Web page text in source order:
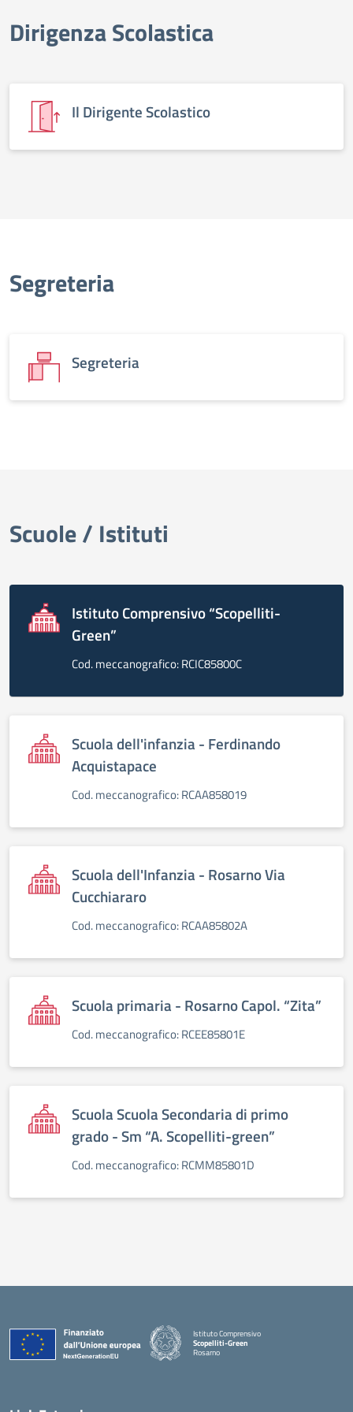
elenco degli organi
Dirigenza Scolastica
Il Dirigente Scolastico
Segreteria
Segreteria
Scuole / Istituti
Istituto Comprensivo “Scopelliti-
Green”
Cod. meccanografico: RCIC85800C
Scuola dell'infanzia - Ferdinando
Acquistapace
Cod. meccanografico: RCAA858019
Scuola dell'Infanzia - Rosarno Via
Cucchiararo
Cod. meccanografico: RCAA85802A
Scuola primaria - Rosarno Capol. “Zita”
Cod. meccanografico: RCEE85801E
Scuola Scuola Secondaria di primo
grado - Sm “A. Scopelliti-green”
Cod. meccanografico: RCMM85801D
Istituto Comprensivo
Scopelliti-Green
Rosarno